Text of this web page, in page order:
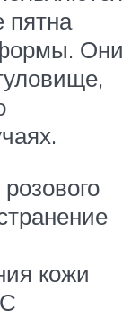
пятна
Они
кожи